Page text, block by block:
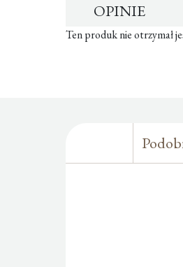
OPINIE
Ten produk nie otrzymał